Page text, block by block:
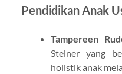
Pendidikan Anak
Tampereen
Steiner yang
holistik anak